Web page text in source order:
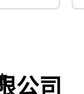
公司